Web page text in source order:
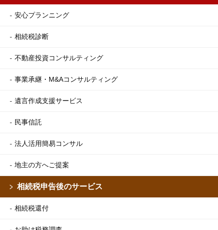
安心プランニング
相続税診断
不動産投資コンサルティング
事業承継・M&Aコンサルティング
遺言作成支援サービス
民事信託
法人活用簡易コンサル
地主の方へご提案
相続税申告後のサービス
相続税還付